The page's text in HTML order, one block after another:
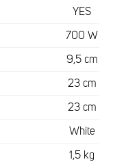
YES
700 W
9,5 cm
23 cm
23 cm
White
1,5 kg